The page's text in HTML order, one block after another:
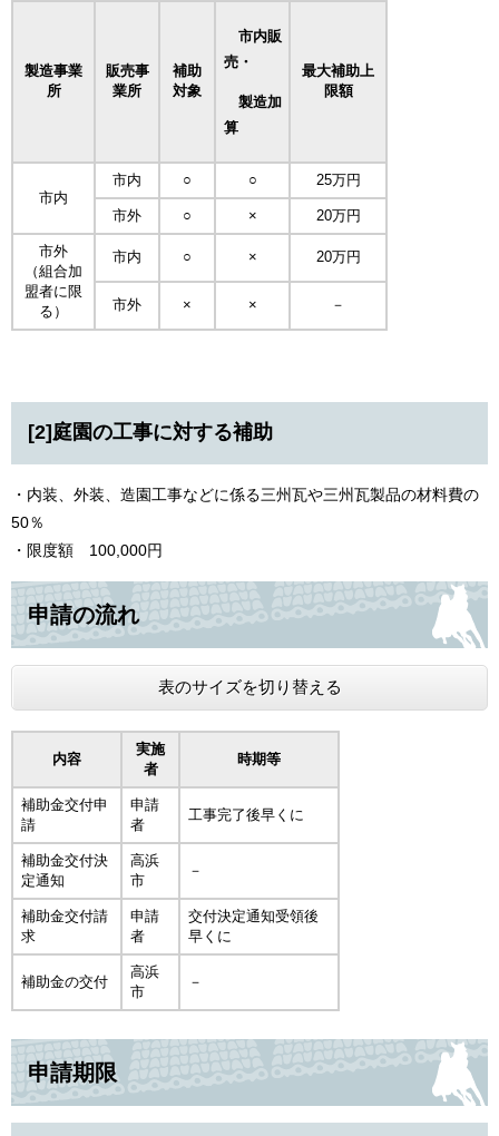
製造事業
所
販売事
業所
補助
対象
市内販
売・
製造加
算
最大補助上
限額
市内
市内 ○ ○ 25万円
市外 ○ × 20万円
市外
（組合加
盟者に限
る）
市内 ○ × 20万円
市外 × × －
[2]庭園の工事に対する補助
・内装、外装、造園工事などに係る三州瓦や三州瓦製品の材料費の
50％
・限度額 100,000円
申請の流れ
表のサイズを切り替える
内容
実施
者
時期等
補助金交付申
請
申請
者
工事完了後早くに
補助金交付決
定通知
高浜
市
－
補助金交付請
求
申請
者
交付決定通知受領後
早くに
補助金の交付
高浜
市
－
申請期限